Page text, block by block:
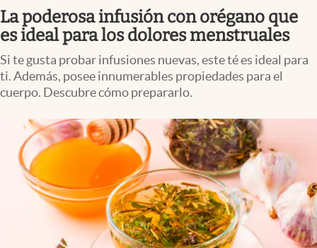
Espiritual
Streaming
USA
La poderosa infusión con orégano que
es ideal para los dolores menstruales
Si te gusta probar infusiones nuevas, este té es ideal para
ti. Además, posee innumerables propiedades para el
cuerpo. Descubre cómo prepararlo.